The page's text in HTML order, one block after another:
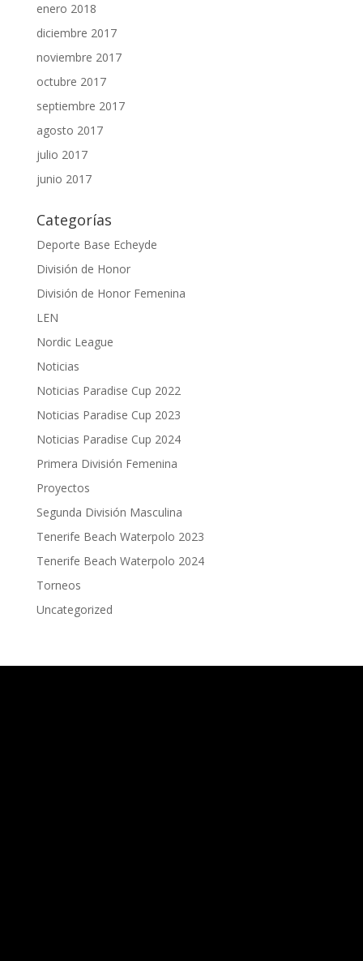
enero 2018
diciembre 2017
noviembre 2017
octubre 2017
septiembre 2017
agosto 2017
julio 2017
junio 2017
Categorías
Deporte Base Echeyde
División de Honor
División de Honor Femenina
LEN
Nordic League
Noticias
Noticias Paradise Cup 2022
Noticias Paradise Cup 2023
Noticias Paradise Cup 2024
Primera División Femenina
Proyectos
Segunda División Masculina
Tenerife Beach Waterpolo 2023
Tenerife Beach Waterpolo 2024
Torneos
Uncategorized